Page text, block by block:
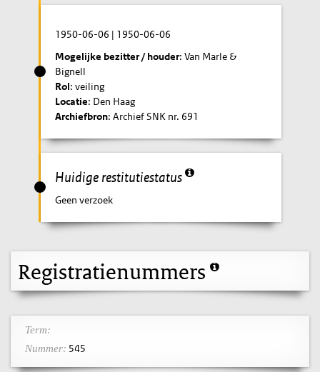
1950-06-06 | 1950-06-06
Mogelijke bezitter / houder: Van Marle &
Bignell
Rol: veiling
Locatie: Den Haag
Archiefbron: Archief SNK nr. 691
Huidige restitutiestatus
Geen verzoek
Registratienummers
Term:
Nummer: 545